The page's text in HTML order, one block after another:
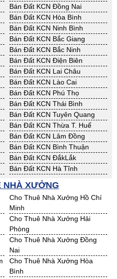
Bán Đất KCN Đồng Nai
Bán Đất KCN Hòa Bình
Bán Đất KCN Ninh Bình
Bán Đất KCN Bắc Giang
Bán Đất KCN Bắc Ninh
Bán Đất KCN Điện Biên
Bán Đất KCN Lai Châu
Bán Đất KCN Lào Cai
Bán Đất KCN Phú Thọ
Bán Đất KCN Thái Bình
Bán Đất KCN Tuyên Quang
Bán Đất KCN Thừa T. Huế
Bán Đất KCN Lâm Đồng
Bán Đất KCN Bình Thuận
Bán Đất KCN ĐắkLắk
Bán Đất KCN Hà Tĩnh
Bán Đất KCN Nghệ An
Bán Đất KCN Phú Yên
Bán Đất KCN Quảng Nam
Bán Đất KCN Bà Rịa - VT
Bán Đất KCN An Giang
Bán Đất KCN Bến Tre
Bán Đất KCN Cà Mau
Bán Đất KCN Hậu Giang
Bán Đất KCN Long An
Bán Đất KCN Tây Ninh
NHÀ XƯỞNG
Cho Thuê Nhà Xưởng Hồ Chí
Minh
Cho Thuê Nhà Xưởng Hải
Phòng
Cho Thuê Nhà Xưởng Đồng
Nai
Cho Thuê Nhà Xưởng Hòa
Bình